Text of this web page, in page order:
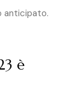
anticipato.
è